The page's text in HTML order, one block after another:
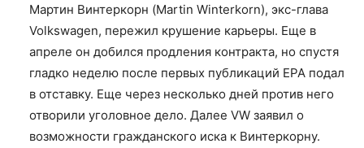
Мартин Винтеркорн (Martin Winterkorn), экс-глава
Volkswagen, пережил крушение карьеры. Еще в
апреле он добился продления контракта, но спустя
гладко неделю после первых публикаций EPA подал
в отставку. Еще через несколько дней против него
отворили уголовное дело. Далее VW заявил о
возможности гражданского иска к Винтеркорну.